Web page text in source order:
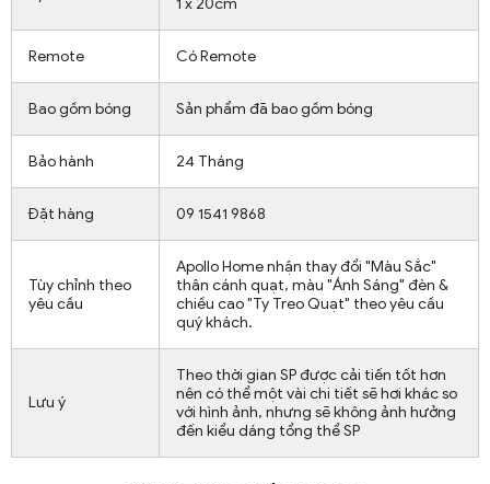
1 x 20cm
Remote Có Remote
Bao gồm bóng Sản phẩm đã bao gồm bóng
Bảo hành 24 Tháng
Đặt hàng 09 1541 9868
Tùy chỉnh theo
yêu cầu
Apollo Home nhận thay đổi "Màu Sắc"
thân cánh quạt, màu "Ánh Sáng" đèn &
chiều cao "Ty Treo Quạt" theo yêu cầu
quý khách.
Lưu ý
Theo thời gian SP được cải tiến tốt hơn
nên có thể một vài chi tiết sẽ hơi khác so
với hình ảnh, nhưng sẽ không ảnh hưởng
đến kiểu dáng tổng thể SP